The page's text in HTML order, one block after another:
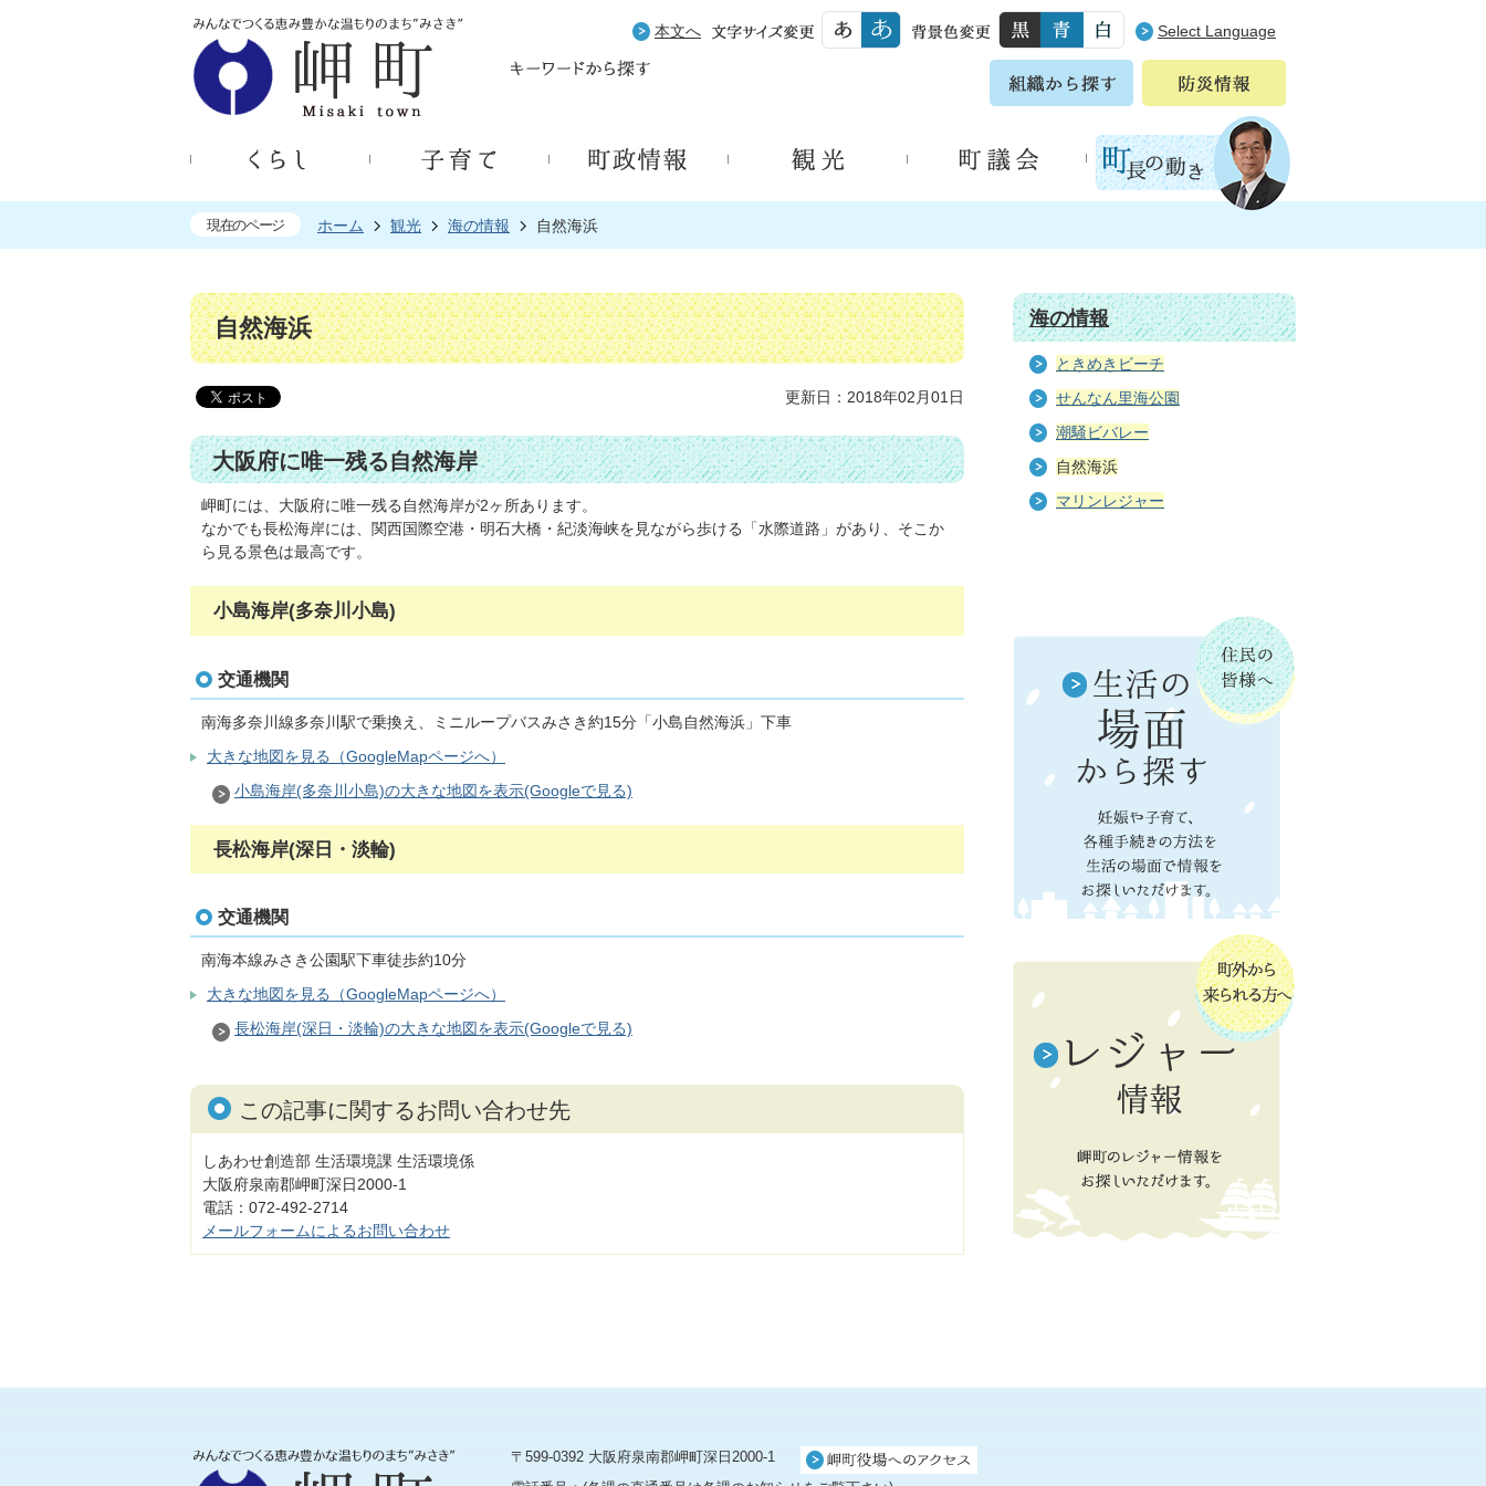
本文へ Select Language
現在のページ ホーム 観光 海の情報 自然海浜
自然海浜
更新日：2018年02月01日
大阪府に唯一残る自然海岸
岬町には、大阪府に唯一残る自然海岸が2ヶ所あります。
なかでも長松海岸には、関西国際空港・明石大橋・紀淡海峡を見ながら歩ける「水際道路」があり、そこか
ら見る景色は最高です。
小島海岸(多奈川小島)
交通機関
南海多奈川線多奈川駅で乗換え、ミニループバスみさき約15分「小島自然海浜」下車
大きな地図を見る（GoogleMapページへ）
小島海岸(多奈川小島)の大きな地図を表示(Googleで見る)
長松海岸(深日・淡輪)
交通機関
南海本線みさき公園駅下車徒歩約10分
大きな地図を見る（GoogleMapページへ）
長松海岸(深日・淡輪)の大きな地図を表示(Googleで見る)
この記事に関するお問い合わせ先
しあわせ創造部 生活環境課 生活環境係
大阪府泉南郡岬町深日2000-1
電話：072-492-2714
メールフォームによるお問い合わせ
海の情報
ときめきビーチ
せんなん里海公園
潮騒ビバレー
自然海浜
マリンレジャー
〒599-0392 大阪府泉南郡岬町深日2000-1